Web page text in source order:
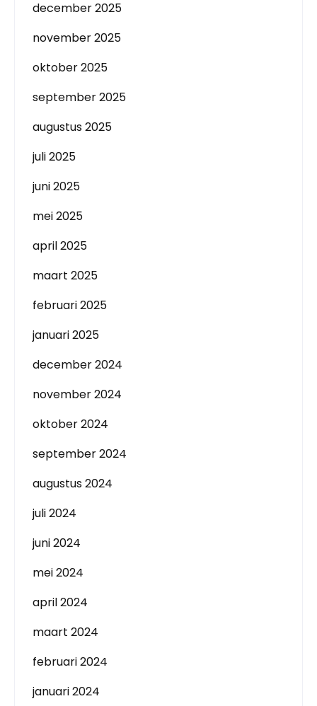
december 2025
november 2025
oktober 2025
september 2025
augustus 2025
juli 2025
juni 2025
mei 2025
april 2025
maart 2025
februari 2025
januari 2025
december 2024
november 2024
oktober 2024
september 2024
augustus 2024
juli 2024
juni 2024
mei 2024
april 2024
maart 2024
februari 2024
januari 2024